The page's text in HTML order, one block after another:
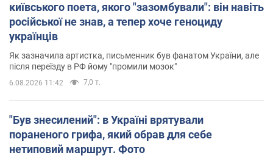
київського поета, якого "зазомбували": він навіть
російської не знав, а тепер хоче геноциду
українців
Як зазначила артистка, письменник був фанатом України, але
після переїзду в РФ йому "промили мозок"
6.08.2026 11:42 7,0 т.
"Був знесилений": в Україні врятували
пораненого грифа, який обрав для себе
нетиповий маршрут. Фото